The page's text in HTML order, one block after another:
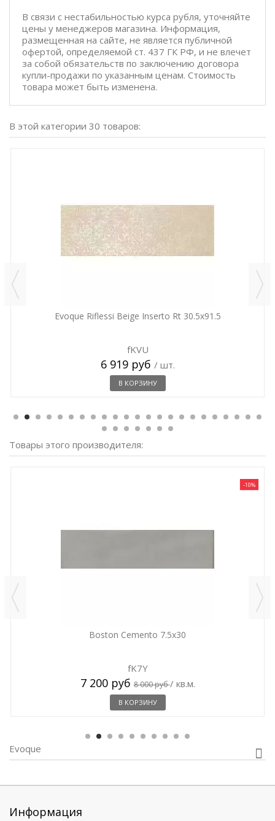
В связи с нестабильностью курса рубля, уточняйте
цены у менеджеров магазина. Информация,
размещенная на сайте, не является публичной
офертой, определяемой ст. 437 ГК РФ, и не влечет
за собой обязательств по заключению договора
купли-продажи по указанным ценам. Стоимость
товара может быть изменена.
В этой категории 30 товаров:
Evoque Riflessi Beige Inserto Rt 30.5x91.5
fKVU
6 919 руб / шт.
В КОРЗИНУ
Товары этого производителя:
-10%
Boston Cemento 7.5x30
fK7Y
7 200 руб8 000 руб/ кв.м.
В КОРЗИНУ
Evoque
Информация